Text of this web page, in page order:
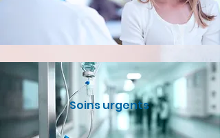
Soins urgents